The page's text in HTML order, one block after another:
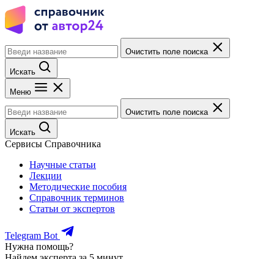
Очистить поле поиска
Искать
Меню
Очистить поле поиска
Искать
Сервисы Справочника
Научные статьи
Лекции
Методические пособия
Справочник терминов
Статьи от экспертов
Telegram Bot
Нужна помощь?